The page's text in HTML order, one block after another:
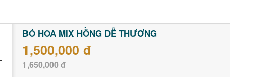
BÓ HOA MIX HỒNG DỄ THƯƠNG
1,500,000 đ
1,650,000 đ